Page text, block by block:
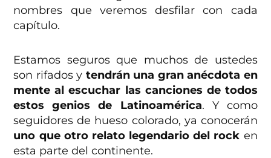
nombres que veremos desfilar con cada
capítulo.
Estamos seguros que muchos de ustedes
son rifados y tendrán una gran anécdota en
mente al escuchar las canciones de todos
estos genios de Latinoamérica. Y como
seguidores de hueso colorado, ya conocerán
uno que otro relato legendario del rock en
esta parte del continente.